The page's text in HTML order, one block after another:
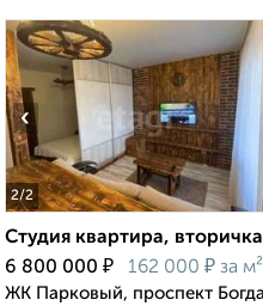
2/2
‹
Студия квартира,
6 800 000 ₽ 162 000 ₽ за м²
ЖК Парковый, проспект